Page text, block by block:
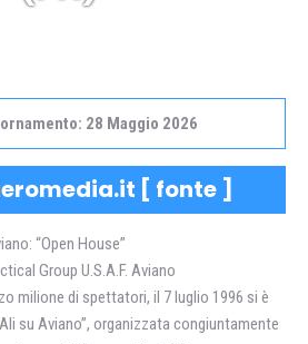
28 Maggio 2026
[ fonte]
“Open House”
Group U.S.A.F. Aviano
milione di spettatori, il 7 luglio 1996 si è
su Aviano”, organizzata congiuntamente